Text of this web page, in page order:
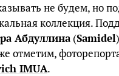
не будем, но
коллекция.
Абдуллина(Samidel
отметим,
IMUA.